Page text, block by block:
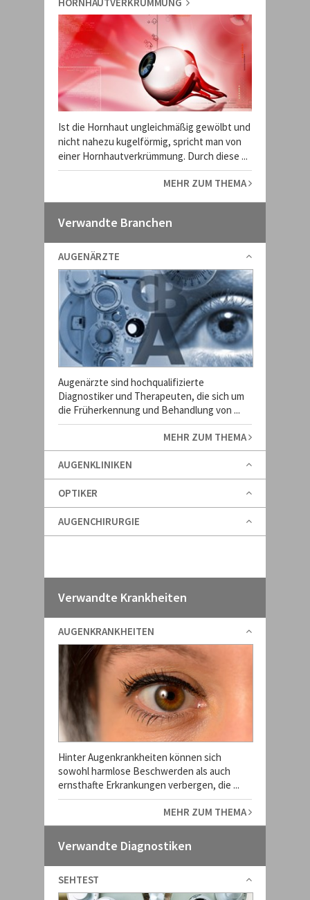
Ist die Hornhaut ungleichmäßig gewölbt und
nicht nahezu kugelförmig, spricht man von
einer Hornhautverkrümmung. Durch diese ...
MEHR ZUM THEMA
Verwandte Branchen
AUGENÄRZTE
Augenärzte sind hochqualifizierte
Diagnostiker und Therapeuten, die sich um
die Früherkennung und Behandlung von ...
MEHR ZUM THEMA
AUGENKLINIKEN
OPTIKER
AUGENCHIRURGIE
Verwandte Krankheiten
AUGENKRANKHEITEN
Hinter Augenkrankheiten können sich
sowohl harmlose Beschwerden als auch
ernsthafte Erkrankungen verbergen, die ...
MEHR ZUM THEMA
Verwandte Diagnostiken
SEHTEST